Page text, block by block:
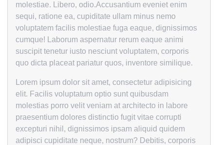
molestiae. Libero, odio.Accusantium eveniet enim
sequi, ratione ea, cupiditate ullam minus nemo
voluptatem facilis molestiae fuga eaque, dignissimos
cumque! Laborum aspernatur rerum eaque animi
suscipit tenetur iusto nesciunt voluptatem, corporis
quo dicta placeat pariatur quos, inventore similique.
Lorem ipsum dolor sit amet, consectetur adipisicing
elit. Facilis voluptatum optio sunt quibusdam
molestias porro velit veniam at architecto in labore
praesentium dolores distinctio fugit vitae corrupti
excepturi nihil, dignissimos ipsam aliquid quidem
adipisci cupiditate neque, nostrum? Debitis, corporis